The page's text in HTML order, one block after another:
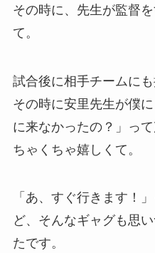
その時に、先生が監督
て。
試合後に相手チームに
その時に安里先生が僕
に来なかったの？」っ
ちゃくちゃ嬉しくて。
「あ、すぐ行きます！
ど、そんなギャグも思
たです。